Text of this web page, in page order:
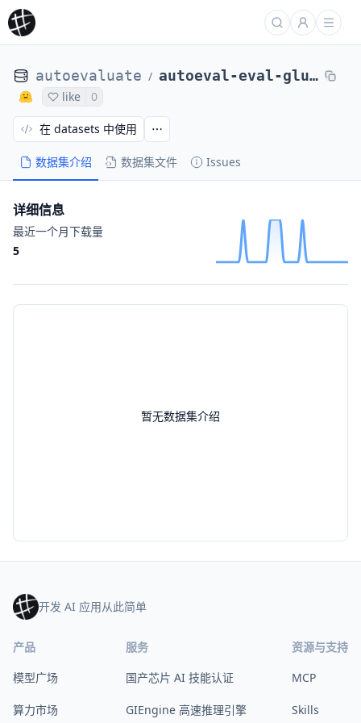
autoevaluate / autoeval-eval-glue-cola-508e4a-68175145612
like 0
数据集介绍 数据集文件 Issues
在 datasets 中使用
暂无数据集介绍
详细信息
最近一个月下载量
5
开发 AI 应用从此简单
产品
模型广场
算力市场
服务
国产芯片 AI 技能认证
GIEngine 高速推理引擎
资源与支持
MCP
Skills